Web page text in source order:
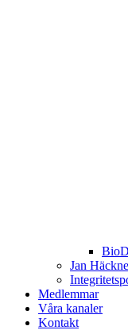
Jan
Medlemmar
Våra kanaler
Kontakt